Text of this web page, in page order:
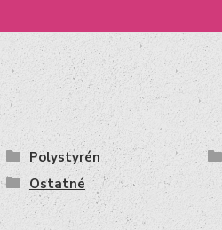
Polystyrén
Ostatné